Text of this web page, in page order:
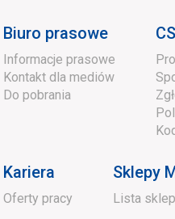
Biuro prasowe
Informacje prasowe
Kontakt dla mediów
Do pobrania
Kariera
Oferty pracy
Sklepy
Lista